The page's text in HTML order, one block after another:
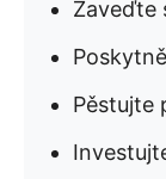
Zaveďte
Pěstujte